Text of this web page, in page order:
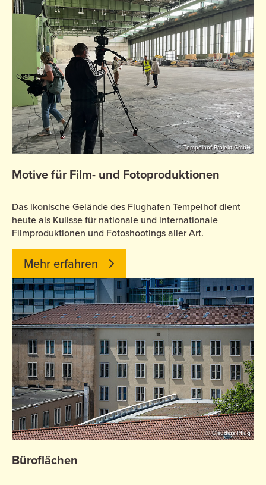
© Tempelhof Projekt GmbH
Motive für Film- und Fotoproduktionen
Das ikonische Gelände des Flughafen Tempelhof dient
heute als Kulisse für nationale und internationale
Filmproduktionen und Fotoshootings aller Art.
Mehr erfahren
© Claudius Pflug
Büroflächen